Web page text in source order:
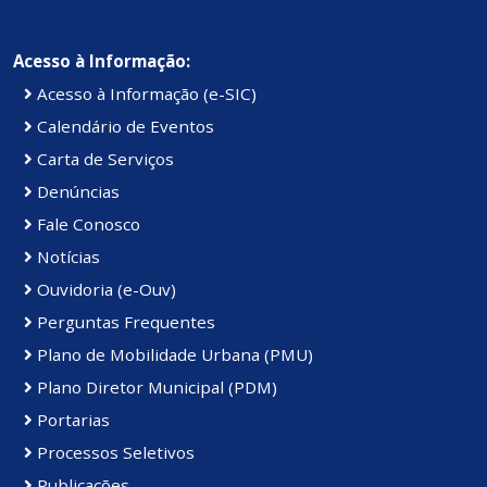
Acesso à Informação:
Acesso à Informação (e-SIC)
Calendário de Eventos
Carta de Serviços
Denúncias
Fale Conosco
Notícias
Ouvidoria (e-Ouv)
Perguntas Frequentes
Plano de Mobilidade Urbana (PMU)
Plano Diretor Municipal (PDM)
Portarias
Processos Seletivos